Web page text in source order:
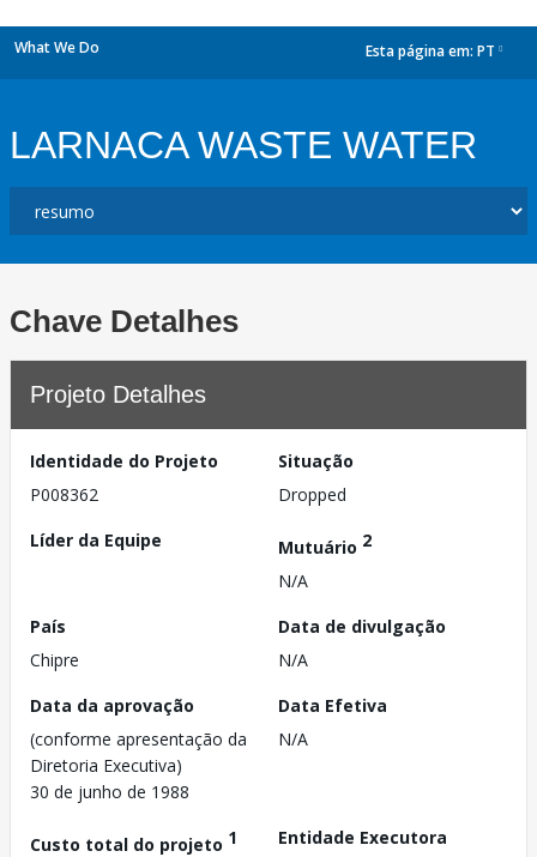
What We Do Esta página em: PT
LARNACA WASTE WATER
Chave Detalhes
Projeto Detalhes
Identidade do Projeto
P008362
Situação
Dropped
Líder da Equipe
Mutuário 2
N/A
País
Chipre
Data de divulgação
N/A
Data da aprovação
(conforme apresentação da
Diretoria Executiva)
30 de junho de 1988
Data Efetiva
N/A
Custo total do projeto 1
Entidade Executora